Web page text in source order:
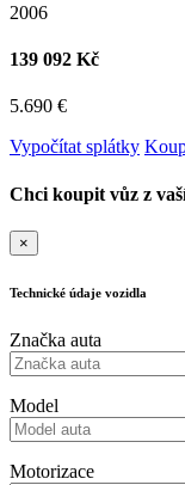
2006
139 092 Kč
5.690 €
Vypočítat splátky
Chci koupit vůz z
×
Technické údaje vozidla
Značka auta
Model
Motorizace